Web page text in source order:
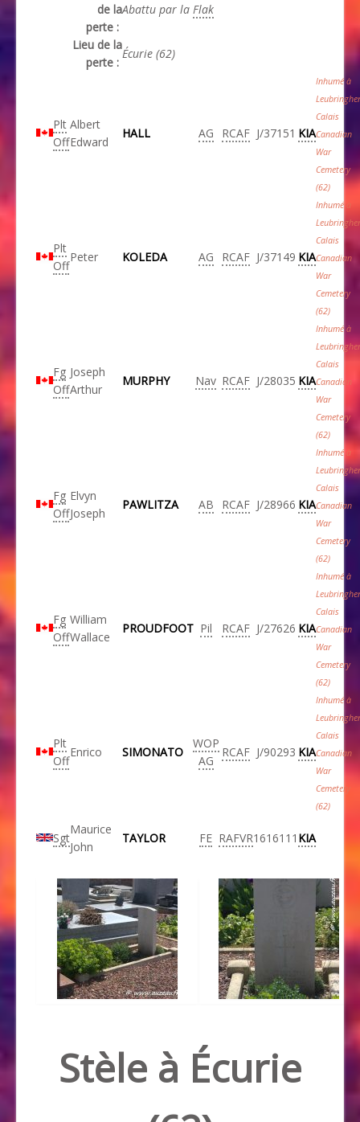
de la
perte :
Abattu par la Flak
Lieu de la
perte :
Écurie (62)
Plt
Off
Albert
Edward
HALL AG RCAF J/37151 KIA
Inhumé à
Calais
Canadian
War
Cemetery
(62)
Plt
Off
Peter KOLEDA AG RCAF J/37149 KIA
Inhumé à
Calais
Canadian
War
Cemetery
(62)
Fg
Off
Joseph
Arthur
MURPHY Nav RCAF J/28035 KIA
Inhumé à
Calais
Canadian
War
Cemetery
(62)
Fg
Off
Elvyn
Joseph
PAWLITZA AB RCAF J/28966 KIA
Inhumé à
Calais
Canadian
War
Cemetery
(62)
Fg
Off
William
Wallace
PROUDFOOT Pil RCAF J/27626 KIA
Inhumé à
Calais
Canadian
War
Cemetery
(62)
Plt
Off
Enrico SIMONATO
WOP
AG
RCAF J/90293 KIA
Inhumé à
Calais
Canadian
War
Cemetery
(62)
Sgt
Maurice
John
TAYLOR FE RAFVR1616111 KIA
Stèle à Écurie